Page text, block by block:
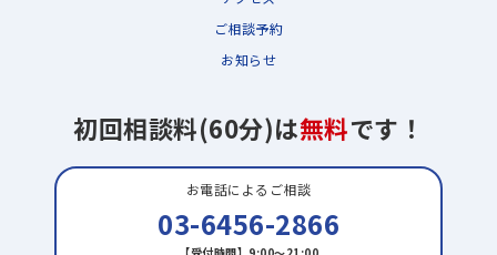
ご相談予約
お知らせ
初回相談料(60分)は無料です！
お電話によるご相談
03-6456-2866